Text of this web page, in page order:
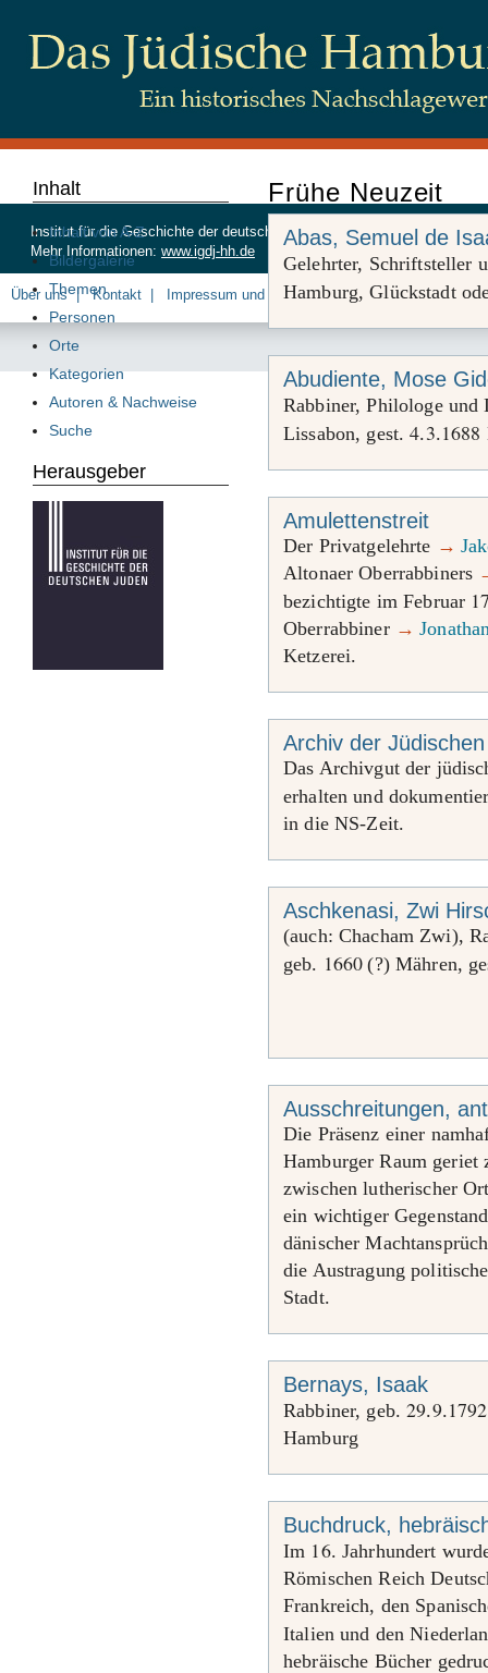
Frühe Neuzeit
Abas, Semuel de
Gelehrter, Schriftsteller
Hamburg, Glückstadt
Abudiente, Mose
Rabbiner, Philologe
Lissabon, gest.4.3.1688
Amulettenstreit
Der Privatgelehrte →
Altonaer Oberrabbiners
bezichtigte im Februar
Oberrabbiner →
Ketzerei.
Archiv der
Das Archivgut der
erhalten und
in die NS-Zeit.
Aschkenasi, Zwi
(auch: Chacham Zwi),
geb. 1660(?) Mähren,
Ausschreitungen,
Die Präsenz einer
Hamburger Raum
zwischen lutherischer
ein wichtiger
dänischer
die Austragung
Stadt.
Bernays, Isaak
Rabbiner, geb.29.9.1792
Hamburg
Buchdruck,
Im 16. Jahrhundert
Römischen Reich
Frankreich, den
Italien und den
hebräische Bücher
Inhalt
Inhalt von A-Z
Bildergalerie
Themen
Personen
Orte
Kategorien
Autoren & Nachweise
Suche
Herausgeber
Institut für die Geschichte der deutschen Juden, Beim Schlump 83,
Mehr Informationen: www.igdj-hh.de
Über uns Kontakt Impressum und Datenschutz